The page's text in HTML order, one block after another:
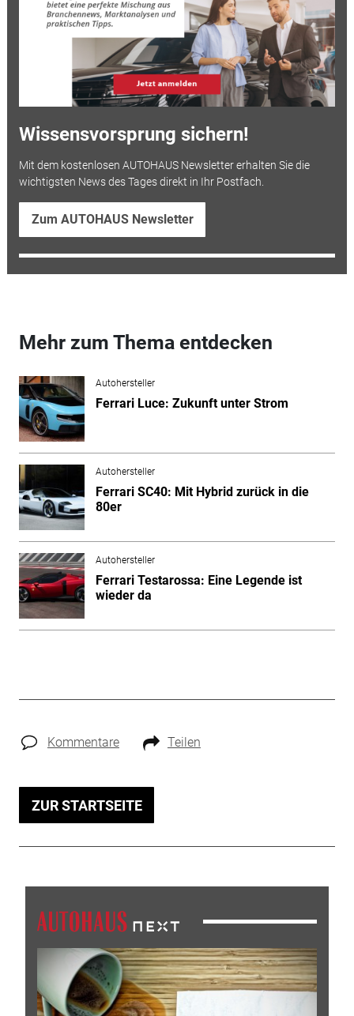
Wissensvorsprung sichern!
Mit dem kostenlosen AUTOHAUS Newsletter erhalten Sie die
wichtigsten News des Tages direkt in Ihr Postfach.
Zum AUTOHAUS Newsletter
Mehr zum Thema entdecken
Autohersteller
Ferrari Luce: Zukunft unter Strom
Autohersteller
Ferrari SC40: Mit Hybrid zurück in die
80er
Autohersteller
Ferrari Testarossa: Eine Legende ist
wieder da
Kommentare Teilen
ZUR STARTSEITE